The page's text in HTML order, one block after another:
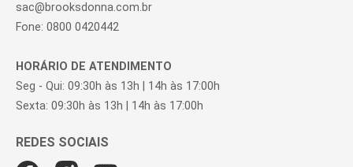
sac@brooksdonna.com.br
Fone: 0800 0420442
HORÁRIO DE ATENDIMENTO
Seg - Qui: 09:30h às 13h | 14h às 17:00h
Sexta: 09:30h às 13h | 14h às 17:00h